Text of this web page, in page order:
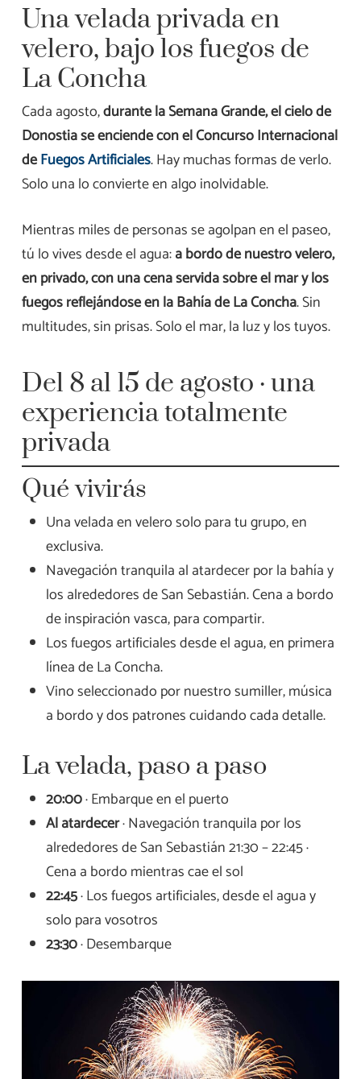
Una velada privada en
velero, bajo los fuegos de
La Concha
Cada agosto,durante la Semana Grande, el cielo de
Donostia se enciende con el Concurso Internacional
deFuegos Artificiales. Hay muchas formas de verlo.
Solo una lo convierte en algo inolvidable.
Mientras miles de personas se agolpan en el paseo,
tú lo vives desde el agua:a bordo de nuestro velero,
en privado, con una cena servida sobre el mar y los
fuegos reflejándose en la Bahía de La Concha. Sin
multitudes, sin prisas. Solo el mar, la luz y los tuyos.
Del 8 al 15 de agosto · una
experiencia totalmente
privada
Qué vivirás
Una velada en velero solo para tu grupo, en
exclusiva.
Navegación tranquila al atardecer por la bahía y
los alrededores de San Sebastián. Cena a bordo
de inspiración vasca, para compartir.
Los fuegos artificiales desde el agua, en primera
línea de La Concha.
Vino seleccionado por nuestro sumiller, música
a bordo y dos patrones cuidando cada detalle.
La velada, paso a paso
20:00· Embarque en el puerto
Al atardecer· Navegación tranquila por los
alrededores de San Sebastián 21:30 – 22:45 ·
Cena a bordo mientras cae el sol
22:45· Los fuegos artificiales, desde el agua y
solo para vosotros
23:30· Desembarque